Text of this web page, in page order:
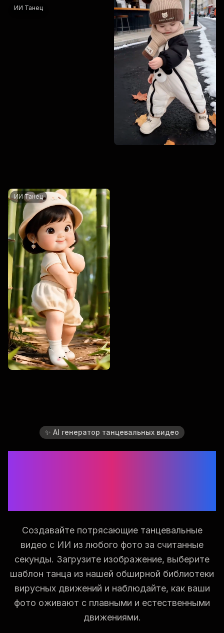
ИИ Танец
ИИ Танец
✨ AI генератор танцевальных видео
Создавайте потрясающие танцевальные
видео с ИИ из любого фото за считанные
секунды. Загрузите изображение, выберите
шаблон танца из нашей обширной библиотеки
вирусных движений и наблюдайте, как ваши
фото оживают с плавными и естественными
движениями.